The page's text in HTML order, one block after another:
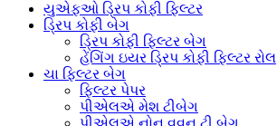
યુએફઓ ડ્રિપ કોફી ફિલ્ટર
ડ્રિપ કોફી બેગ
ડ્રિપ કોફી ફિલ્ટર બેગ
હેંગિંગ ઇયર ડ્રિપ કોફી ફિલ્ટર રોલ
ચા ફિલ્ટર બેગ
ફિલ્ટર પેપર
પીએલએ મેશ ટીબેગ